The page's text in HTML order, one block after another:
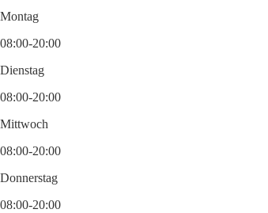
Montag
08:00-20:00
Dienstag
08:00-20:00
Mittwoch
08:00-20:00
Donnerstag
08:00-20:00